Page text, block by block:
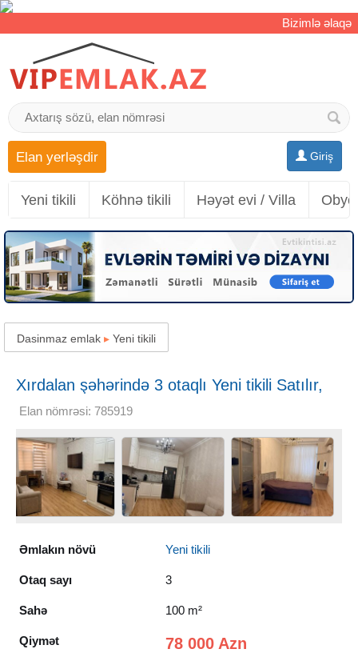
Bizimlə əlaqə
Giriş
Elan yerləşdir
Yeni tikili Köhnə tikili Həyət evi / Villa
Dasinmaz emlak ▸ Yeni tikili
Xırdalan şəhərində 3 otaqlı Yeni tikili Satılır,
100 m²
Elan nömrəsi: 785919
Əmlakın növü Yeni tikili
Otaq sayı 3
Sahə 100 m²
Qiymət 78 000 Azn